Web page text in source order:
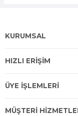
KURUMSAL
HIZLI ERİŞİM
ÜYE İŞLEMLERİ
MÜŞTERİ